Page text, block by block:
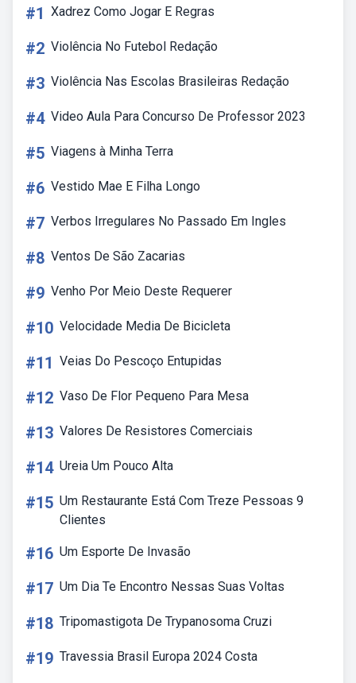
#1 Xadrez Como Jogar E Regras
#2 Violência No Futebol Redação
#3 Violência Nas Escolas Brasileiras Redação
#4 Video Aula Para Concurso De Professor 2023
#5 Viagens à Minha Terra
#6 Vestido Mae E Filha Longo
#7 Verbos Irregulares No Passado Em Ingles
#8 Ventos De São Zacarias
#9 Venho Por Meio Deste Requerer
#10 Velocidade Media De Bicicleta
#11 Veias Do Pescoço Entupidas
#12 Vaso De Flor Pequeno Para Mesa
#13 Valores De Resistores Comerciais
#14 Ureia Um Pouco Alta
#15 Um Restaurante Está Com Treze Pessoas 9
Clientes
#16 Um Esporte De Invasão
#17 Um Dia Te Encontro Nessas Suas Voltas
#18 Tripomastigota De Trypanosoma Cruzi
#19 Travessia Brasil Europa 2024 Costa